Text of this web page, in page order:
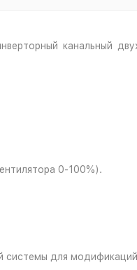
канальный
0-100%).
системы для